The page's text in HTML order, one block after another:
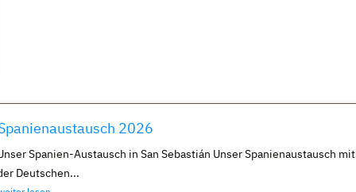
2026
Spanien-Austausch in San Sebastián Unser Spanienaustausch mit
Deutschen...